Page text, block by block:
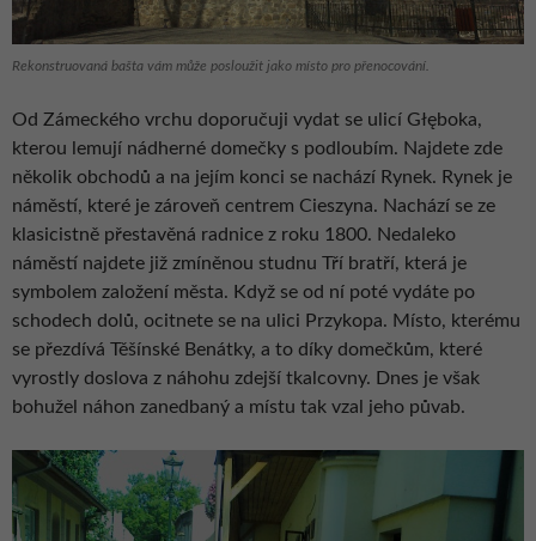
Rekonstruovaná bašta vám může posloužit jako místo pro přenocování.
Od Zámeckého vrchu doporučuji vydat se ulicí Głęboka,
kterou lemují nádherné domečky s podloubím. Najdete zde
několik obchodů a na jejím konci se nachází Rynek. Rynek je
náměstí, které je zároveň centrem Cieszyna. Nachází se ze
klasicistně přestavěná radnice z roku 1800. Nedaleko
náměstí najdete již zmíněnou studnu Tří bratří, která je
symbolem založení města. Když se od ní poté vydáte po
schodech dolů, ocitnete se na ulici Przykopa. Místo, kterému
se přezdívá Těšínské Benátky, a to díky domečkům, které
vyrostly doslova z náhohu zdejší tkalcovny. Dnes je však
bohužel náhon zanedbaný a místu tak vzal jeho půvab.